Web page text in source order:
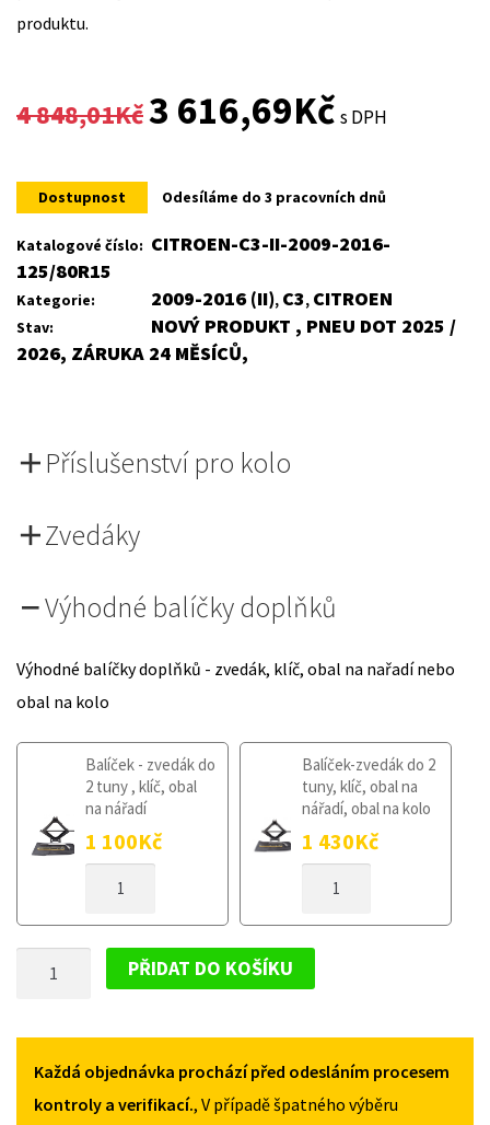
produktu.
4 848,01Kč
Original
was:
4
3 616,69KčCurrent
is:
3
s DPH
Dostupnost Odesíláme do 3 pracovních dnů
Katalogové číslo: CITROEN-C3-II-2009-2016-
125/80R15
Kategorie: 2009-2016 (II), C3, CITROEN
Stav:
NOVÝ PRODUKT , PNEU DOT 2025 /
2026, ZÁRUKA 24 MĚSÍCŮ,
Příslušenství pro kolo
Zvedáky
Výhodné balíčky doplňků
Výhodné balíčky doplňků - zvedák, klíč, obal na nařadí nebo
obal na kolo
Balíček - zvedák do
2 tuny , klíč, obal
na nářadí
1 100Kč
KOLO
2009-
Balíček-zvedák do 2
tuny, klíč, obal na
nářadí, obal na kolo
1 430Kč
KOLO
2009-
C3
2009-
PŘIDAT DO KOŠÍKU
Každá objednávka prochází před odesláním procesem
kontroly a verifikací., V případě špatného výběru